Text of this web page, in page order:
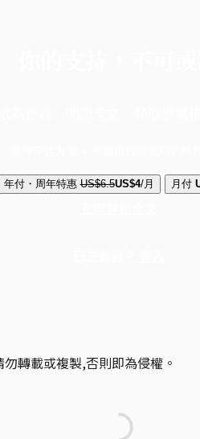
年付・周年特惠 US$6.5US$4/月 月付
轉載或複製,否則即為侵權。